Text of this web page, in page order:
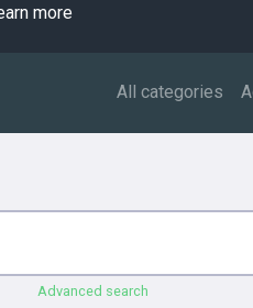
more
All categories
Advanced search